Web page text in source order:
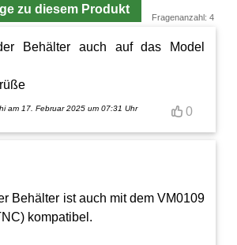
zu diesem Produkt
Fragenanzahl: 4
Behälter auch auf das Model
am 17. Februar 2025 um 07:31 Uhr 0
Behälter ist auch mit dem VM0109
kompatibel.